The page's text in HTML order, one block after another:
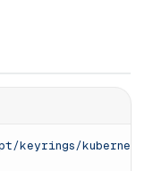
keyrings/